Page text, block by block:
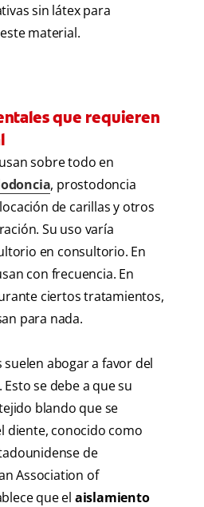
sin látex para
material.
que requieren
sobre todo en
, prostodoncia
de carillas y otros
Su uso varía
en consultorio. En
con frecuencia. En
ciertos tratamientos,
para nada.
abogar a favor del
se debe a que su
blando que se
diente, conocido como
de
Association of
que el aislamiento